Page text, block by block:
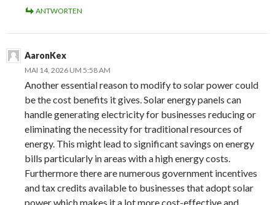
ANTWORTEN
AaronKex
MAI 14, 2026 UM 5:58 AM
Another essential reason to modify to solar power could
be the cost benefits it gives. Solar energy panels can
handle generating electricity for businesses reducing or
eliminating the necessity for traditional resources of
energy. This might lead to significant savings on energy
bills particularly in areas with a high energy costs.
Furthermore there are numerous government incentives
and tax credits available to businesses that adopt solar
power which makes it a lot more cost-effective and